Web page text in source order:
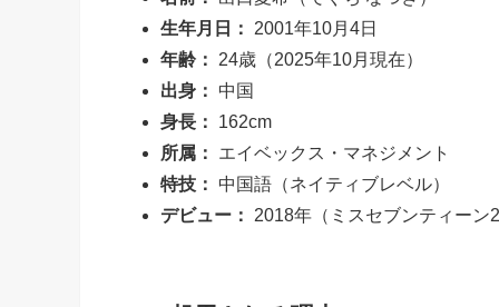
生年月日： 2001年10月4日
年齢： 24歳（2025年10月現在）
出身：
中国
身長：
162cm
所属：
エイベックス・マネジメント
特技：
中国語（ネイティブレベル）
デビュー： 2018年（ミスセブンティーン